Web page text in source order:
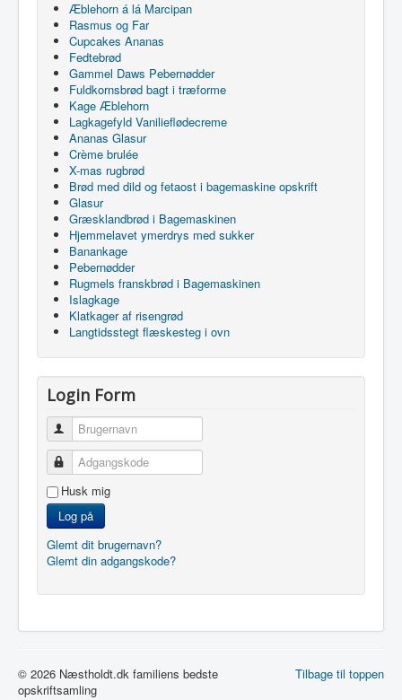
Æblehorn á lá Marcipan
Rasmus og Far
Cupcakes Ananas
Fedtebrød
Gammel Daws Pebernødder
Fuldkornsbrød bagt i træforme
Kage Æblehorn
Lagkagefyld Vanilieflødecreme
Ananas Glasur
Crème brulée
X-mas rugbrød
Brød med dild og fetaost i bagemaskine opskrift
Glasur
Græsklandbrød i Bagemaskinen
Hjemmelavet ymerdrys med sukker
Banankage
Pebernødder
Rugmels franskbrød i Bagemaskinen
Islagkage
Klatkager af risengrød
Langtidsstegt flæskesteg i ovn
Login Form
Brugernavn
Adgangskode
Husk mig
Log på
Glemt dit brugernavn?
Glemt din adgangskode?
Tilbage til toppen
© 2026 Næstholdt.dk familiens bedste
opskriftsamling